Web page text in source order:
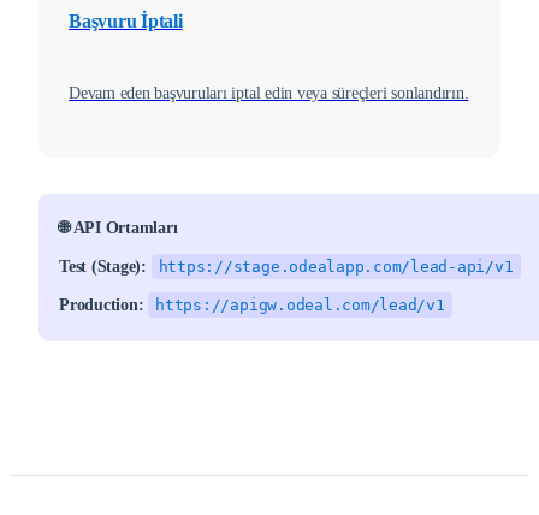
Başvuru İptali
Devam eden başvuruları iptal edin veya süreçleri sonlandırın.
🌐 API Ortamları
Test (Stage): https://stage.odealapp.com/lead-api/v1
Production: https://apigw.odeal.com/lead/v1